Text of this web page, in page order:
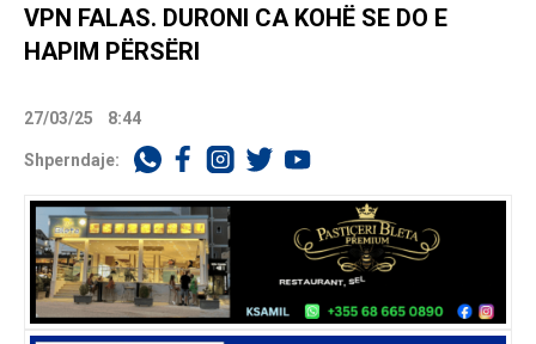
VPN FALAS. DURONI CA KOHË SE DO E
HAPIM PËRSËRI
27/03/25 8:44
Shperndaje: